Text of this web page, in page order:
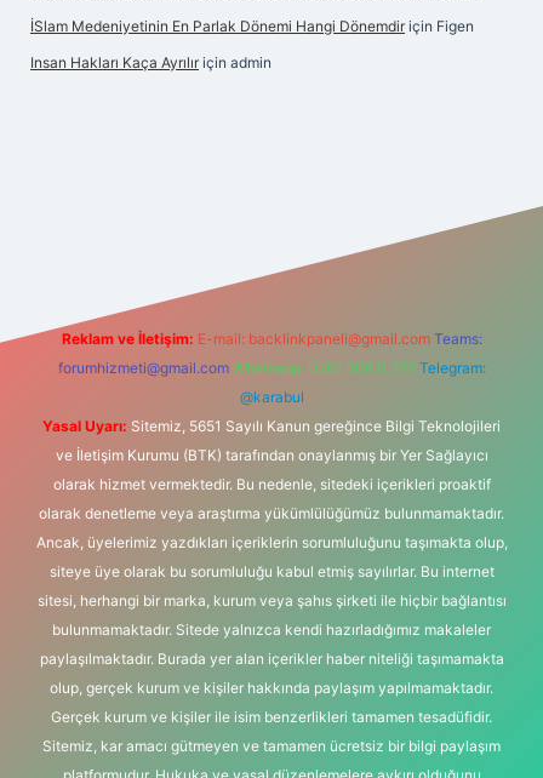
İSlam Medeniyetinin En Parlak Dönemi Hangi Dönemdir için Figen
Insan Hakları Kaça Ayrılır için admin
Reklam ve İletişim: E-mail: backlinkpaneli@gmail.com Teams:
forumhizmeti@gmail.com Whatsapp: 0262 606 0 726 Telegram:
@karabul
Yasal Uyarı: Sitemiz, 5651 Sayılı Kanun gereğince Bilgi Teknolojileri
ve İletişim Kurumu (BTK) tarafından onaylanmış bir Yer Sağlayıcı
olarak hizmet vermektedir. Bu nedenle, sitedeki içerikleri proaktif
olarak denetleme veya araştırma yükümlülüğümüz bulunmamaktadır.
Ancak, üyelerimiz yazdıkları içeriklerin sorumluluğunu taşımakta olup,
siteye üye olarak bu sorumluluğu kabul etmiş sayılırlar. Bu internet
sitesi, herhangi bir marka, kurum veya şahıs şirketi ile hiçbir bağlantısı
bulunmamaktadır. Sitede yalnızca kendi hazırladığımız makaleler
paylaşılmaktadır. Burada yer alan içerikler haber niteliği taşımamakta
olup, gerçek kurum ve kişiler hakkında paylaşım yapılmamaktadır.
Gerçek kurum ve kişiler ile isim benzerlikleri tamamen tesadüfidir.
Sitemiz, kar amacı gütmeyen ve tamamen ücretsiz bir bilgi paylaşım